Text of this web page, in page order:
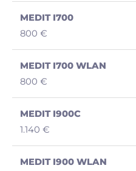
800 €
800 €
1.140 €